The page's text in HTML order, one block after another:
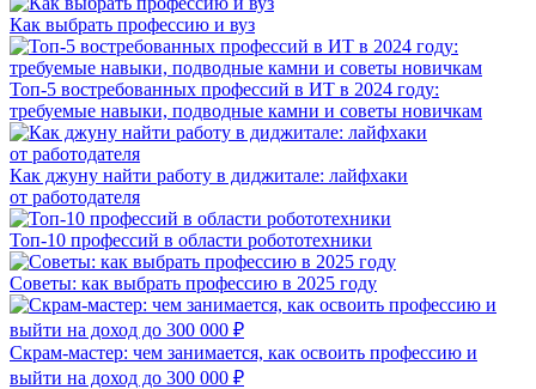
Как выбрать профессию и вуз
Топ-5 востребованных профессий в ИТ в 2024 году:
требуемые навыки, подводные камни и советы новичкам
Как джуну найти работу в диджитале: лайфхаки
от работодателя
Топ-10 профессий в области робототехники
Советы: как выбрать профессию в 2025 году
Скрам-мастер: чем занимается, как освоить профессию и
выйти на доход до 300 000 ₽